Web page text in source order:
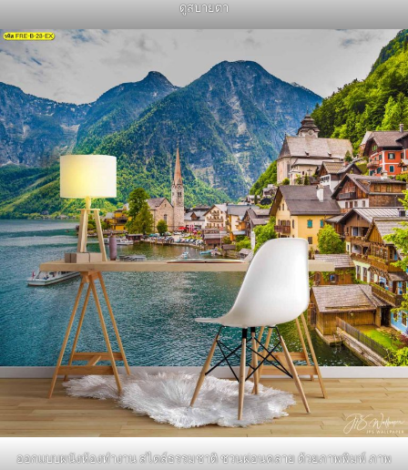
ดูสบายตา
ออกแบบผนังห้องทำงาน สไตล์ธรรมชาติ ชวนผ่อนคลาย ด้วยภาพพิมพ์ ภาพ